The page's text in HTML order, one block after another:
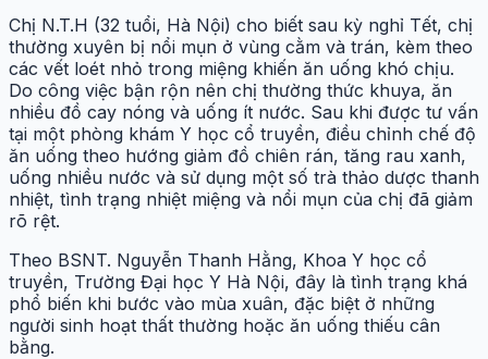
Chị N.T.H (32 tuổi, Hà Nội) cho biết sau kỳ nghỉ Tết, chị
thường xuyên bị nổi mụn ở vùng cằm và trán, kèm theo
các vết loét nhỏ trong miệng khiến ăn uống khó chịu.
Do công việc bận rộn nên chị thường thức khuya, ăn
nhiều đồ cay nóng và uống ít nước. Sau khi được tư vấn
tại một phòng khám Y học cổ truyền, điều chỉnh chế độ
ăn uống theo hướng giảm đồ chiên rán, tăng rau xanh,
uống nhiều nước và sử dụng một số trà thảo dược thanh
nhiệt, tình trạng nhiệt miệng và nổi mụn của chị đã giảm
rõ rệt.
Theo BSNT. Nguyễn Thanh Hằng, Khoa Y học cổ
truyền, Trường Đại học Y Hà Nội, đây là tình trạng khá
phổ biến khi bước vào mùa xuân, đặc biệt ở những
người sinh hoạt thất thường hoặc ăn uống thiếu cân
bằng.